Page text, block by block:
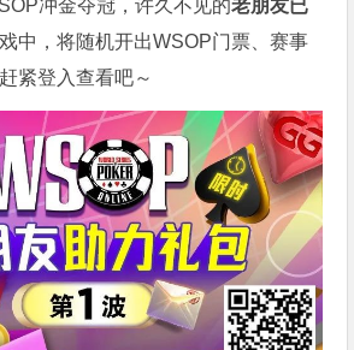
冲金夺冠，许久不见的老朋友已
中，将随机开出WSOP门票、赛事
紧登入查看吧～